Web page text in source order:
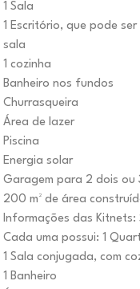
1 Sala
1 Escritório, que pode
sala
1 cozinha
Banheiro nos fundos
Churrasqueira
Área de lazer
Piscina
Energia solar
Garagem para 2 dois ou
200 m² de área
Informações das Kitnets:
Cada uma possui: 1
1 Sala conjugada, com
1 Banheiro